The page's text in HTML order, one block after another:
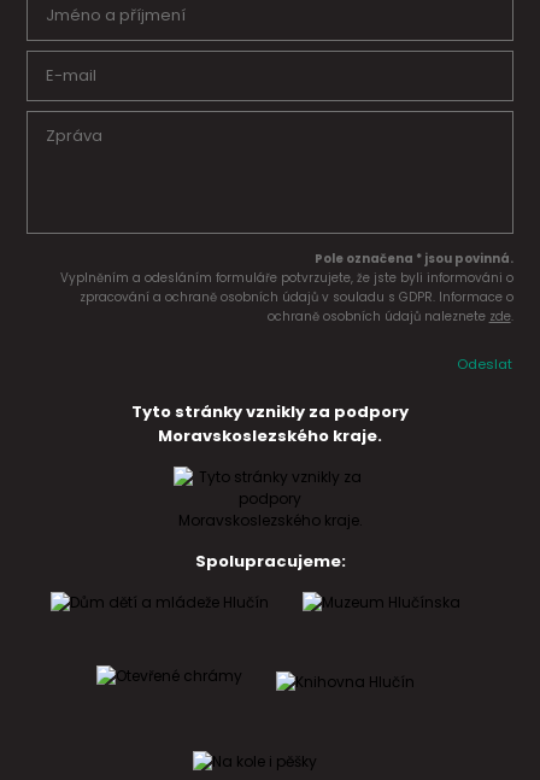
Pole označena * jsou povinná.
Vyplněním a odesláním formuláře potvrzujete, že jste byli informováni o
zpracování a ochraně osobních údajů v souladu s GDPR. Informace o
ochraně osobních údajů naleznete zde.
Odeslat
Tyto stránky vznikly za podpory
Moravskoslezského kraje.
Spolupracujeme: